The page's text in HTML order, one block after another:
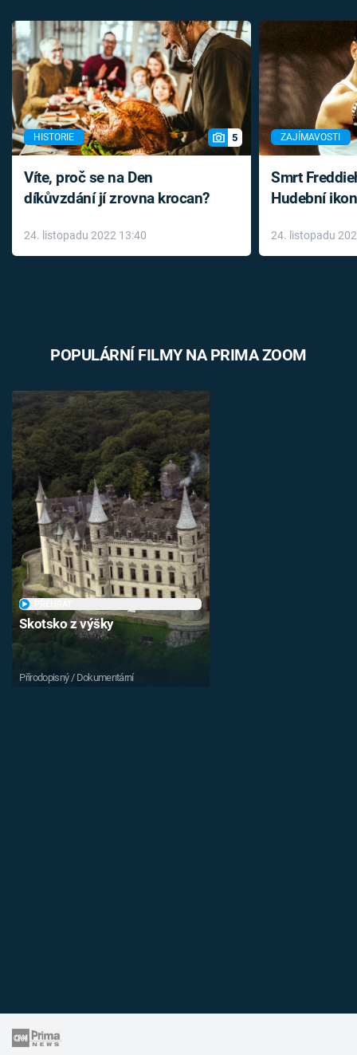
HISTORIE 5
Víte, proč se na Den
díkůvzdání jí zrovna krocan?
24. listopadu 2022 13:40
ZAJÍMAVOSTI
Smrt
Hudební
léky
24. listopadu
POPULÁRNÍ FILMY NA PRIMA ZOOM
Skotsko z výšky
Přírodopisný / Dokumentární